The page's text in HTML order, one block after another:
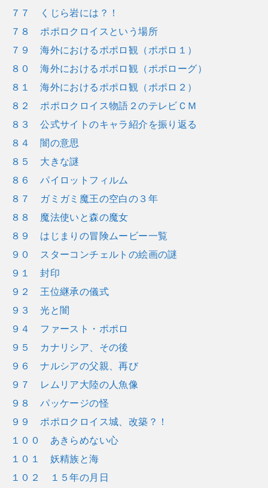
７７ くじら岩には？！
７８ ポポロクロイスという場所
７９ 海外におけるポポロ観（ポポロ１）
８０ 海外におけるポポロ観（ポポローグ）
８１ 海外におけるポポロ観（ポポロ２）
８２ ポポロクロイス物語２のテレビＣＭ
８３ 公式サイトのキャラ紹介を振り返る
８４ 闇の意思
８５ 大きな謎
８６ パイロットフィルム
８７ ガミガミ魔王の空白の３年
８８ 魔法使いと森の魔女
８９ はじまりの冒険ムービー一覧
９０ スターコンチェルトの絵画の謎
９１ 封印
９２ 王位継承の儀式
９３ 光と闇
９４ ファースト・ポポロ
９５ カナリシア、その後
９６ ナルシアの父親、再び
９７ レムリア大陸の人魚像
９８ パッケージの怪
９９ ポポロクロイス城、改築？！
１００ あきらめない心
１０１ 妖精族と海
１０２ １５年の月日